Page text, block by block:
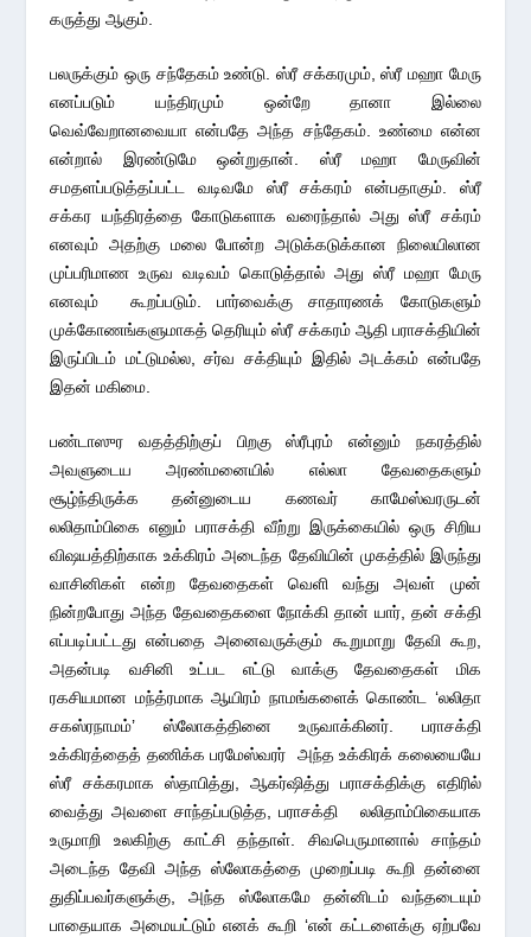
கருத்து ஆகும்.
பலருக்கும் ஒரு சந்தேகம் உண்டு. ஸ்ரீ சக்கரமும், ஸ்ரீ மஹா மேரு
எனப்படும் யந்திரமும் ஒன்றே தானா இல்லை
வெவ்வேறானவையா என்பதே அந்த சந்தேகம். உண்மை என்ன
என்றால் இரண்டுமே ஒன்றுதான். ஸ்ரீ மஹா மேருவின்
சமதளப்படுத்தப்பட்ட வடிவமே ஸ்ரீ சக்கரம் என்பதாகும். ஸ்ரீ
சக்கர யந்திரத்தை கோடுகளாக வரைந்தால் அது ஸ்ரீ சக்ரம்
எனவும் அதற்கு மலை போன்ற அடுக்கடுக்கான நிலையிலான
முப்பரிமாண உருவ வடிவம் கொடுத்தால் அது ஸ்ரீ மஹா மேரு
எனவும் கூறப்படும். பார்வைக்கு சாதாரணக் கோடுகளும்
முக்கோணங்களுமாகத் தெரியும் ஸ்ரீ சக்கரம் ஆதி பராசக்தியின்
இருப்பிடம் மட்டுமல்ல, சர்வ சக்தியும் இதில் அடக்கம் என்பதே
இதன் மகிமை.
பண்டாஸுர வதத்திற்குப் பிறகு ஸ்ரீபுரம் என்னும் நகரத்தில்
அவளுடைய அரண்மனையில் எல்லா தேவதைகளும்
சூழ்ந்திருக்க தன்னுடைய கணவர் காமேஸ்வரருடன்
லலிதாம்பிகை எனும் பராசக்தி வீற்று இருக்கையில் ஒரு சிறிய
விஷயத்திற்காக உக்கிரம் அடைந்த தேவியின் முகத்தில் இருந்து
வாசினிகள் என்ற தேவதைகள் வெளி வந்து அவள் முன்
நின்றபோது அந்த தேவதைகளை நோக்கி தான் யார், தன் சக்தி
எப்படிப்பட்டது என்பதை அனைவருக்கும் கூறுமாறு தேவி கூற,
அதன்படி வசினி உட்பட எட்டு வாக்கு தேவதைகள் மிக
ரகசியமான மந்த்ரமாக ஆயிரம் நாமங்களைக் கொண்ட ‘லலிதா
சகஸ்ரநாமம்’ ஸ்லோகத்தினை உருவாக்கினர். பராசக்தி
உக்கிரத்தைத் தணிக்க பரமேஸ்வரர் அந்த உக்கிரக் கலையையே
ஸ்ரீ சக்கரமாக ஸ்தாபித்து, ஆகர்ஷித்து பராசக்திக்கு எதிரில்
வைத்து அவளை சாந்தப்படுத்த, பராசக்தி லலிதாம்பிகையாக
உருமாறி உலகிற்கு காட்சி தந்தாள். சிவபெருமானால் சாந்தம்
அடைந்த தேவி அந்த ஸ்லோகத்தை முறைப்படி கூறி தன்னை
துதிப்பவர்களுக்கு, அந்த ஸ்லோகமே தன்னிடம் வந்தடையும்
பாதையாக அமையட்டும் எனக் கூறி ‘என் கட்டளைக்கு ஏற்பவே